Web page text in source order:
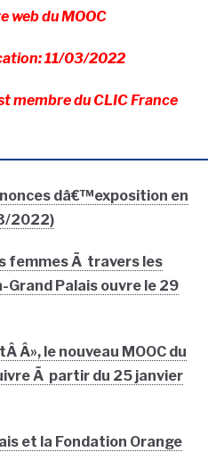
web du MOOC
11/03/2022
membre du CLIC France
dâ€™exposition en
2022)
femmes Ã travers les
Grand Palais ouvre le 29
Â», le nouveau MOOC du
Ã partir du 25 janvier
et la Fondation Orange